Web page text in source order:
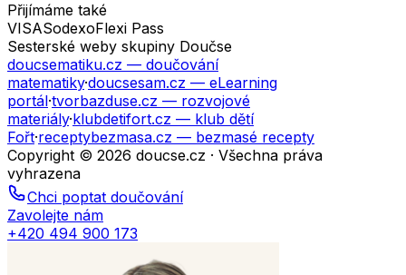
Přijímáme také
VISASodexoFlexi Pass
Sesterské weby skupiny Doučse
doucsematiku.cz — doučování
matematiky·doucsesam.cz — eLearning
portál·tvorbazduse.cz — rozvojové
materiály·klubdetifort.cz — klub dětí
Fořt·receptybezmasa.cz — bezmasé recepty
Copyright © 2026 doucse.cz · Všechna práva
vyhrazena
Chci poptat doučování
Zavolejte nám
+420 494 900 173